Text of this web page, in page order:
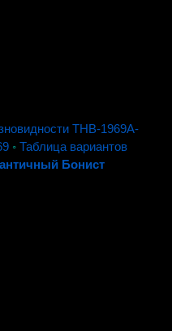
THB-1969A-
◦ Таблица вариантов
Бонист